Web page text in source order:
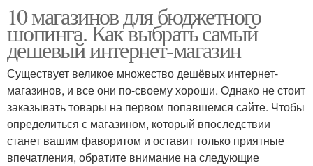
10 магазинов для бюджетного
шопинга. Как выбрать самый
дешевый интернет-магазин
Существует великое множество дешёвых интернет-
магазинов, и все они по-своему хороши. Однако не стоит
заказывать товары на первом попавшемся сайте. Чтобы
определиться с магазином, который впоследствии
станет вашим фаворитом и оставит только приятные
впечатления, обратите внимание на следующие